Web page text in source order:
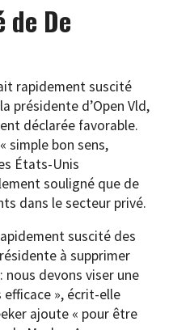
de De
rapidement suscité
présidente d’Open Vld,
déclarée favorable.
simple bon sens,
États-Unis
souligné que de
dans le secteur privé.
suscité des
à supprimer
devons viser une
», écrit-elle
ajoute « pour être